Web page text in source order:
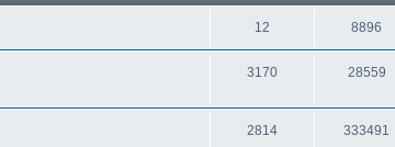
12 8896
3170 28559
2814 333491